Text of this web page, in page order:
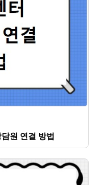
원 연결 방법